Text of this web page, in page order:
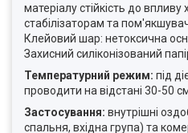
матеріалу стійкість до
стабілізаторам та
Клейовий шар: нетоксична
Захисний силіконізований
Температурний режим: під
проводити на відстані 30-50
Застосування: внутрішні
спальня, вхідна група) та